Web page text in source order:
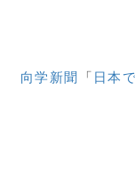
向学新聞 「 日本